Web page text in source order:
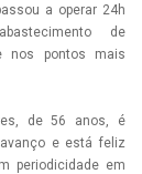
a operar 24h
de
nos pontos mais
de 56 anos, é
e está feliz
periodicidade em